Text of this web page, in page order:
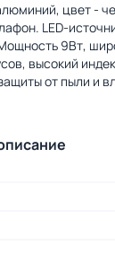
цвет -
LED-
9Вт,
высокий
от пыли и